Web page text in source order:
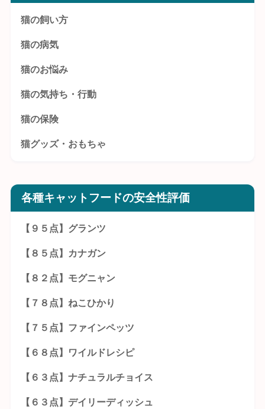
猫の飼い方
猫の病気
猫のお悩み
猫の気持ち・行動
猫の保険
猫グッズ・おもちゃ
各種キャットフードの安全性評価
【９５点】グランツ
【８５点】カナガン
【８２点】モグニャン
【７８点】ねこひかり
【７５点】ファインペッツ
【６８点】ワイルドレシピ
【６３点】ナチュラルチョイス
【６３点】デイリーディッシュ